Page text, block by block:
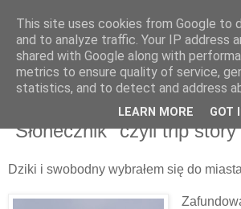
piątek, 3 czerwca 2011
"Słonecznik" czyli trip
Dziki i swobodny wybrałem się do
This site uses cookies from Google to
and to analyze traffic. Your IP address
shared with Google along with
metrics to ensure quality of service,
statistics, and to detect and address
LEARN MORE GOT